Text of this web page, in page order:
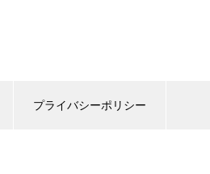
プライバシーポリシー